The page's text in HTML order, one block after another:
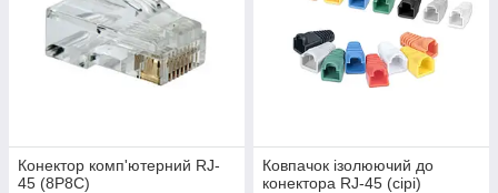
Конектор комп'ютерний RJ-
45 (8P8C)
Ковпачок ізолюючий до
конектора RJ-45 (сірі)